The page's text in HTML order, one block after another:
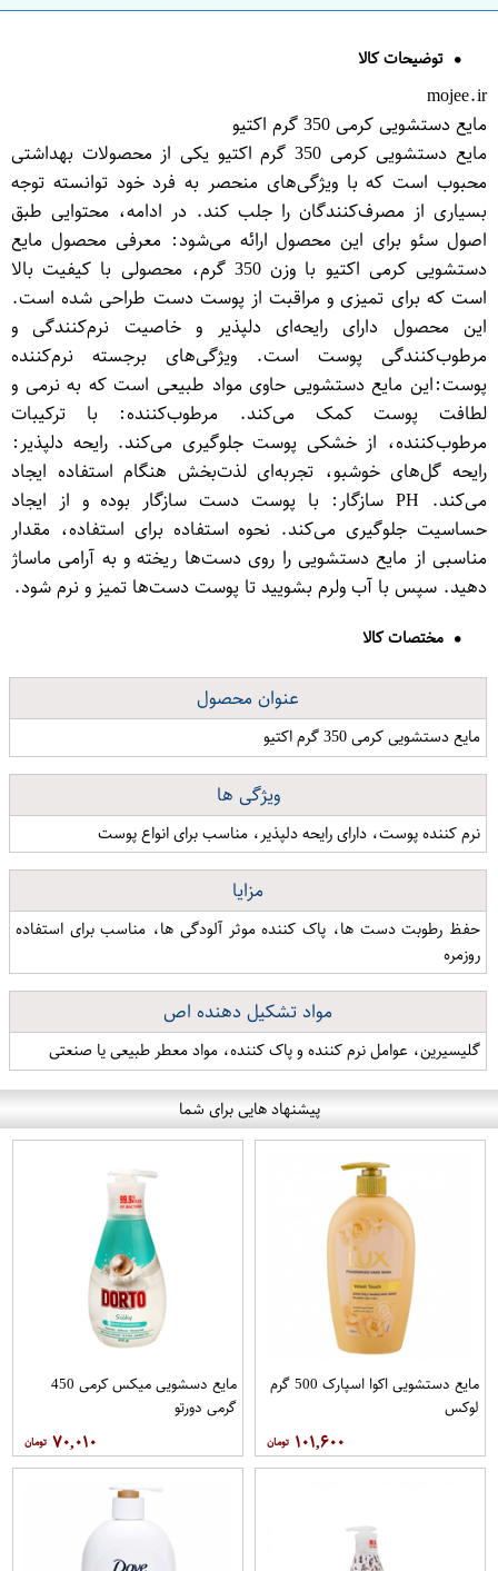
توضیحات کالا
mojee.ir
مایع دستشویی کرمی 350 گرم اکتیو
مایع دستشویی کرمی 350 گرم اکتیو یکی از محصولات بهداشتی
محبوب است که با ویژگی‌های منحصر به فرد خود توانسته توجه
بسیاری از مصرف‌کنندگان را جلب کند. در ادامه، محتوایی طبق
اصول سئو برای این محصول ارائه می‌شود: معرفی محصول مایع
دستشویی کرمی اکتیو با وزن 350 گرم، محصولی با کیفیت بالا
است که برای تمیزی و مراقبت از پوست دست طراحی شده است.
این محصول دارای رایحه‌ای دلپذیر و خاصیت نرم‌کنندگی و
مرطوب‌کنندگی پوست است. ویژگی‌های برجسته نرم‌کننده
پوست:این مایع دستشویی حاوی مواد طبیعی است که به نرمی و
لطافت پوست کمک می‌کند. مرطوب‌کننده: با ترکیبات
مرطوب‌کننده، از خشکی پوست جلوگیری می‌کند. رایحه دلپذیر:
رایحه گل‌های خوشبو، تجربه‌ای لذت‌بخش هنگام استفاده ایجاد
می‌کند. PH سازگار: با پوست دست سازگار بوده و از ایجاد
حساسیت جلوگیری می‌کند. نحوه استفاده برای استفاده، مقدار
مناسبی از مایع دستشویی را روی دست‌ها ریخته و به آرامی ماساژ
دهید. سپس با آب ولرم بشویید تا پوست دست‌ها تمیز و نرم شود.
مختصات کالا
عنوان محصول
مایع دستشویی کرمی 350 گرم اکتیو
ویژگی ها
نرم کننده پوست، دارای رایحه دلپذیر، مناسب برای انواع پوست
مزایا
حفظ رطوبت دست ها، پاک کننده موثر آلودگی ها، مناسب برای استفاده
روزمره
مواد تشکیل دهنده اص
گلیسیرین، عوامل نرم کننده و پاک کننده، مواد معطر طبیعی یا صنعتی
پیشنهاد هایی برای شما
مایع دستشویی اکوا اسپارک 500 گرم
لوکس
۱۰۱,۶۰۰
مایع دسشویی میکس کرمی 450
گرمی دورتو
۷۰,۰۱۰